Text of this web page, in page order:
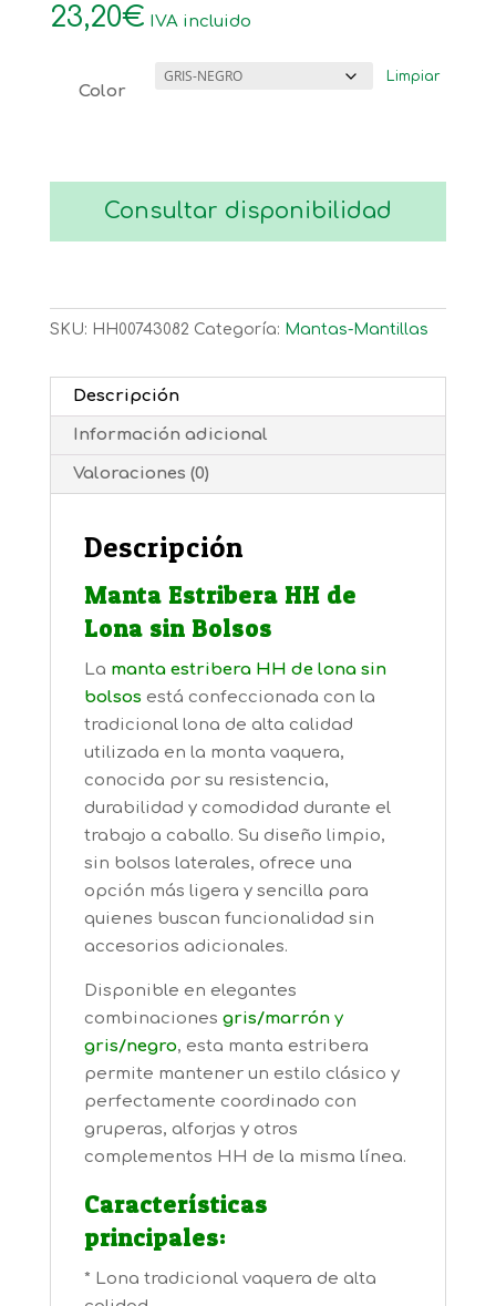
23,20€ IVA incluido
Color
Limpiar
Consultar disponibilidad
SKU: HH00743082 Categoría: Mantas-Mantillas
Descripción
Información adicional
Valoraciones (0)
Descripción
Manta Estribera HH de
Lona sin Bolsos
La manta estribera HH de lona sin
bolsosestá confeccionada con la
tradicional lona de alta calidad
utilizada en la monta vaquera,
conocida por su resistencia,
durabilidad y comodidad durante el
trabajo a caballo. Su diseño limpio,
sin bolsos laterales, ofrece una
opción más ligera y sencilla para
quienes buscan funcionalidad sin
accesorios adicionales.
Disponible en elegantes
combinaciones gris/marróny
gris/negro, esta manta estribera
permite mantener un estilo clásico y
perfectamente coordinado con
gruperas, alforjas y otros
complementos HH de la misma línea.
Características
principales:
* Lona tradicional vaquera de alta